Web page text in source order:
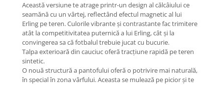
Această versiune te atrage printr-un design al călcâiului ce
seamănă cu un vârtej, reflectând efectul magnetic al lui
Erling pe teren. Culorile vibrante și contrastante fac trimitere
atât la competitivitatea puternică a lui Erling, cât și la
convingerea sa că fotbalul trebuie jucat cu bucurie.
Talpa exterioară din cauciuc oferă tracțiune rapidă pe teren
sintetic.
O nouă structură a pantofului oferă o potrivire mai naturală,
în special în zona vârfului. Aceasta se mulează pe picior și te